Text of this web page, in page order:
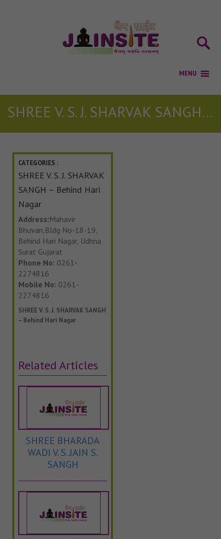
SHREE V. S. J. SHARVAK SANGH – Behind Hari Nagar
CATEGORIES :
SHREE V. S. J. SHARVAK
SANGH – Behind Hari
Nagar
Address:Mahavir
Bhuvan,Bldg No-18-19,
Behind Hari Nagar, Udhna
Surat Gujarat
Phone No: 0261-
2274816
Mobile No: 0261-
2274816
SHREE V. S. J. SHARVAK SANGH
– Behind Hari Nagar
Related Articles
SHREE BHARADA
WADI V. S. JAIN S.
SANGH